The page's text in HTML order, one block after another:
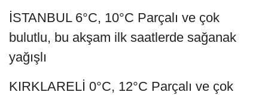
İSTANBUL 6°C, 10°C Parçalı ve çok
bulutlu, bu akşam ilk saatlerde sağanak
yağışlı
KIRKLARELİ 0°C, 12°C Parçalı ve çok